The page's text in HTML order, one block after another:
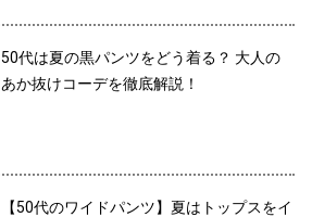
50代は夏の黒パンツをどう着る？ 大人の
あか抜けコーデを徹底解説！
【50代のワイドパンツ】夏はトップスをイ